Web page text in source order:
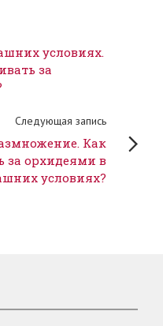
условиях.
за
Следующая запись
Как
за орхидеями в
условиях?